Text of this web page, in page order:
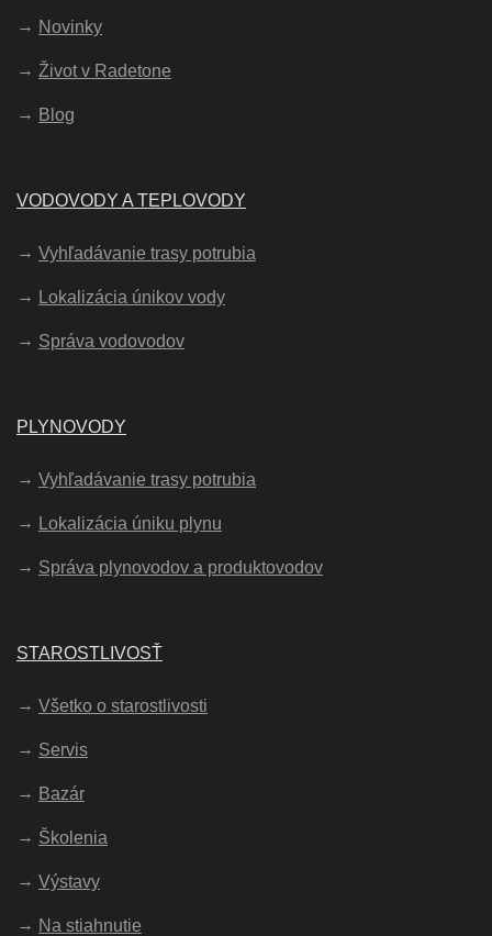
Novinky
Život v Radetone
Blog
VODOVODY A TEPLOVODY
Vyhľadávanie trasy potrubia
Lokalizácia únikov vody
Správa vodovodov
PLYNOVODY
Vyhľadávanie trasy potrubia
Lokalizácia úniku plynu
Správa plynovodov a produktovodov
STAROSTLIVOSŤ
Všetko o starostlivosti
Servis
Bazár
Školenia
Výstavy
Na stiahnutie